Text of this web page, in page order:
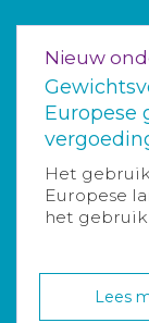
Nieuw
Europese
Het
Europese
het gebruik
Lees